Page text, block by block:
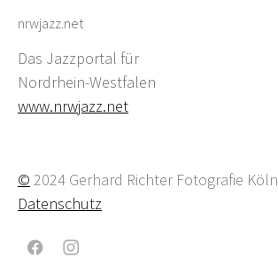
nrwjazz.net
Das Jazzportal für
Nordrhein-Westfalen
www.nrwjazz.net
© 2024 Gerhard Richter Fotografie Köln
Datenschutz
FacebookInstagram